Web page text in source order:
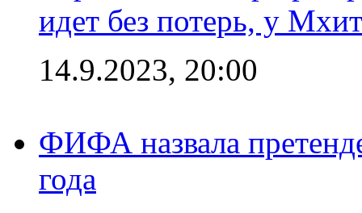
идет без потерь, у
14.9.2023, 20:00
ФИФА назвала
года